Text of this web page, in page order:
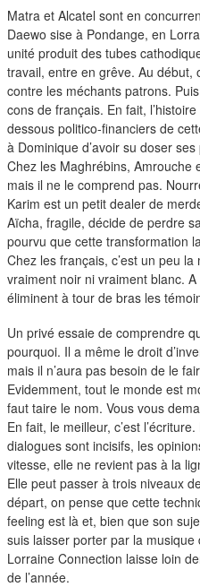
Matra et Alcatel sont en
Daewo sise à Pondange, en
unité produit des tubes
travail, entre en grêve. Au début,
contre les méchants patrons.
cons de français. En fait,
dessous politico-financiers de
à Dominique d’avoir su doser
Chez les Maghrébins, Amrouche
mais il ne le comprend pas.
Karim est un petit dealer de
Aïcha, fragile, décide de perdre
pourvu que cette transformation
Chez les français, c’est un peu
vraiment noir ni vraiment blanc.
éliminent à tour de bras les
Un privé essaie de comprendre
pourquoi. Il a même le droit
mais il n’aura pas besoin de le
Evidemment, tout le monde est
faut taire le nom. Vous vous
En fait, le meilleur, c’est
dialogues sont incisifs, les
vitesse, elle ne revient pas à la
Elle peut passer à trois niveaux
départ, on pense que cette
feeling est là et, bien que son
suis laisser porter par la
Lorraine Connection laisse loin
de l’année.